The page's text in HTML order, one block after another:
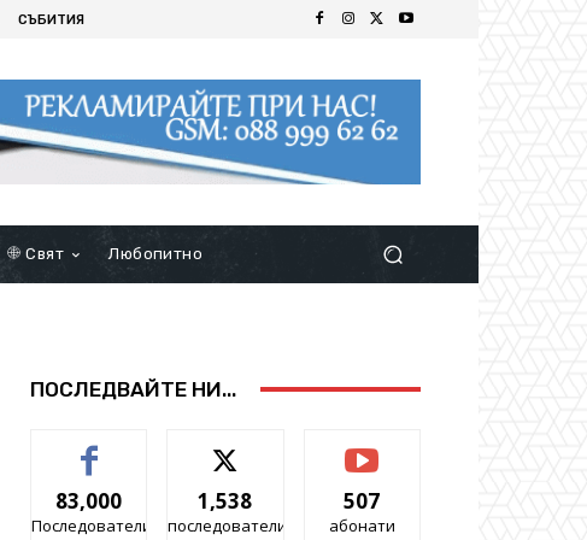
СЪБИТИЯ
Свят Любопитно
ПОСЛЕДВАЙТЕ НИ...
83,000
Последователи
1,538
последователи
507
абонати